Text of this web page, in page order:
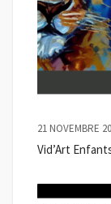
21 NOVEMBRE
Vid’Art